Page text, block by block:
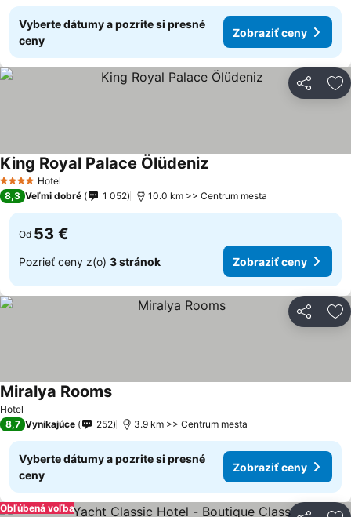
Vyberte dátumy a pozrite si presné
ceny
Zobraziť ceny
Zdieľať
4 Počet hviezdičiek
Hotel
King Royal Palace Ölüdeniz
8,3 Veľmi dobré 1 052 10.0 km >> Centrum mesta
Od 53 €
Pozrieť ceny z(o) 3 stránok Zobraziť ceny
Zdieľať
Hotel
Miralya Rooms
8,7 Vynikajúce 252 3.9 km >> Centrum mesta
Vyberte dátumy a pozrite si presné
ceny
Zobraziť ceny
Obľúbená voľba